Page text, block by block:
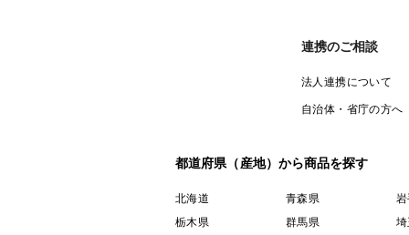
連携のご相談
法人連携について
自治体・省庁の方へ
都道府県（産地）から商品を探す
北海道 青森県
栃木県
群馬県